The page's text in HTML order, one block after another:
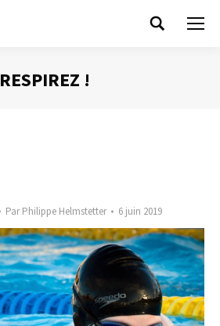
Search:
RESPIREZ !
ParPhilippe Helmstetter 6 juin 2019